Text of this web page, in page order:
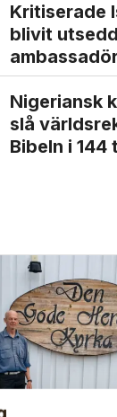
Kritiserade
blivit
Nigeriansk
slå
Bibeln i 144